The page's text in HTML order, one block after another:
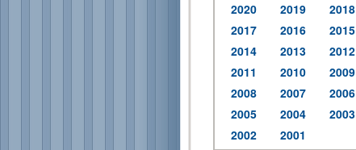
2020
2019
2018
2017
2016
2015
2014
2013
2012
2011
2010
2009
2008
2007
2006
2005
2004
2003
2002
2001